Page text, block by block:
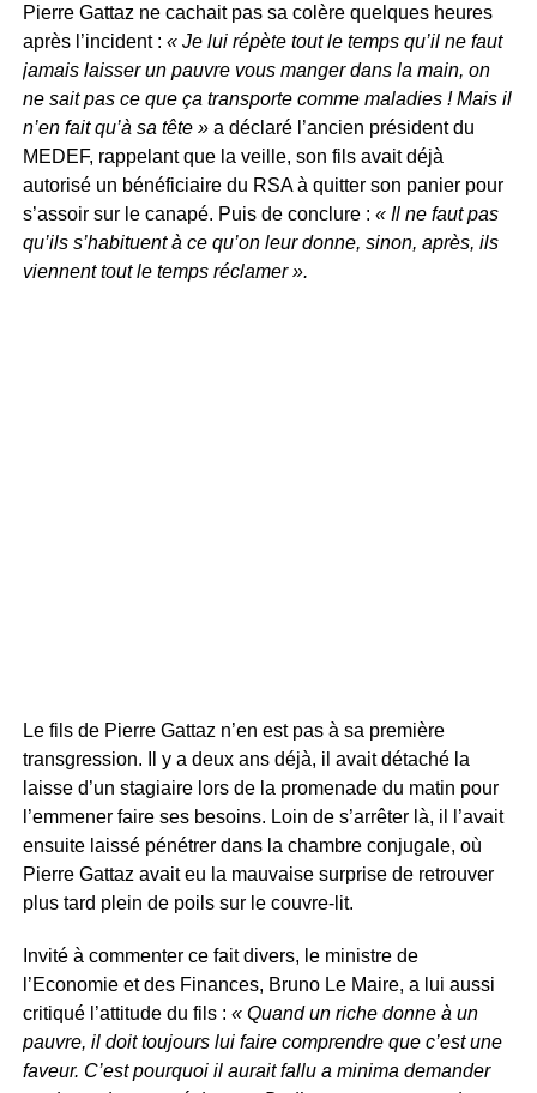
Pierre Gattaz ne cachait pas sa colère quelques heures
après l’incident : « Je lui répète tout le temps qu’il ne faut
jamais laisser un pauvre vous manger dans la main, on
ne sait pas ce que ça transporte comme maladies ! Mais il
n’en fait qu’à sa tête »a déclaré l’ancien président du
MEDEF, rappelant que la veille, son fils avait déjà
autorisé un bénéficiaire du RSA à quitter son panier pour
s’assoir sur le canapé. Puis de conclure : « Il ne faut pas
qu’ils s’habituent à ce qu’on leur donne, sinon, après, ils
viennent tout le temps réclamer ».
Le fils de Pierre Gattaz n’en est pas à sa première
transgression. Il y a deux ans déjà, il avait détaché la
laisse d’un stagiaire lors de la promenade du matin pour
l’emmener faire ses besoins. Loin de s’arrêter là, il l’avait
ensuite laissé pénétrer dans la chambre conjugale, où
Pierre Gattaz avait eu la mauvaise surprise de retrouver
plus tard plein de poils sur le couvre-lit.
Invité à commenter ce fait divers, le ministre de
l’Economie et des Finances, Bruno Le Maire, a lui aussi
critiqué l’attitude du fils : « Quand un riche donne à un
pauvre, il doit toujours lui faire comprendre que c’est une
faveur. C’est pourquoi il aurait fallu a minima demander